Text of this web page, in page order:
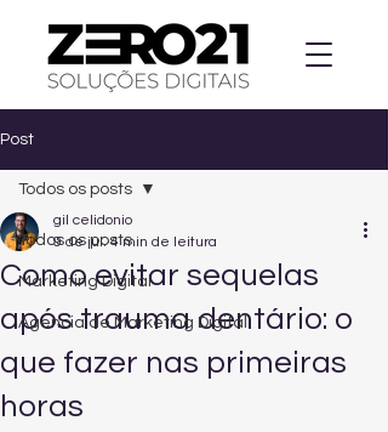
Post
Todos os posts
Marketing Digital
Agencia de Marketing Digital
Todos os posts
Como evitar sequelas
após trauma dentário: o
que fazer nas primeiras
horas
gil celidonio
9 de jul. 4 min de leitura